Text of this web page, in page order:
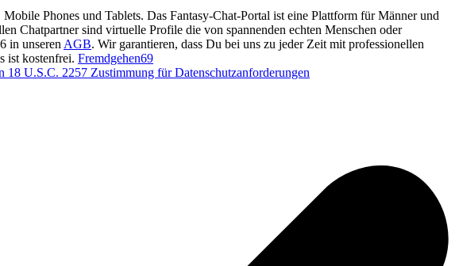
Phones und Tablets. Das Fantasy-Chat-Portal ist eine Plattform für Männer und
Chatpartner sind virtuelle Profile die von spannenden echten Menschen oder
in unseren AGB. Wir garantieren, dass Du bei uns zu jeder Zeit mit professionellen
ist kostenfrei. Fremdgehen69
18 U.S.C. 2257 Zustimmung für Datenschutzanforderungen